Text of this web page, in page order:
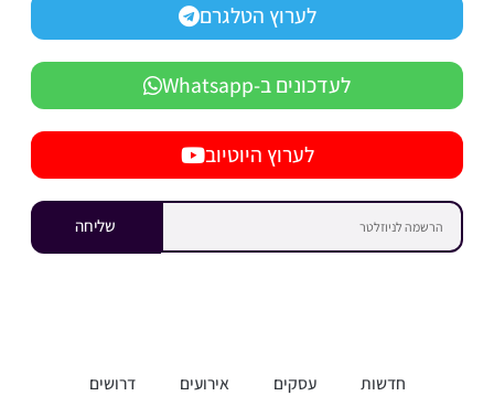
לערוץ הטלגרם
לעדכונים ב-Whatsapp
לערוץ היוטיוב
שליחה
חדשות עסקים אירועים
דרושים